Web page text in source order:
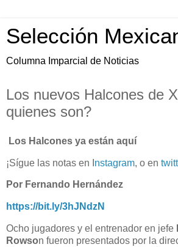
Selección
Columna Imparcial de Noticias
Los nuevos Halcones de
quienes son?
Los Halcones ya están aquí
¡Sígue las notas en I nstagram, o en
Por Fernando Hernández
https://bit.ly/3hJNdzN
Ocho jugadores y el entrenador en jefe
Rowson fueron presentados por la